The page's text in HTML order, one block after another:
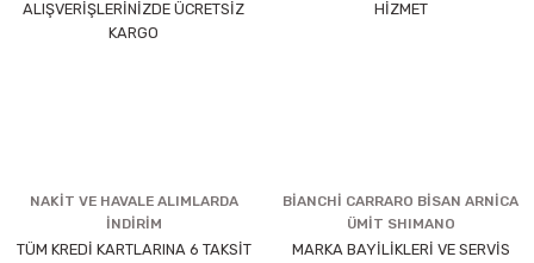
ALIŞVERİŞLERİNİZDE ÜCRETSİZ
KARGO
HİZMET
NAKİT VE HAVALE ALIMLARDA
İNDİRİM
TÜM KREDİ KARTLARINA 6 TAKSİT
BİANCHİ CARRARO BİSAN ARNİCA
ÜMİT SHIMANO
MARKA BAYİLİKLERİ VE SERVİS